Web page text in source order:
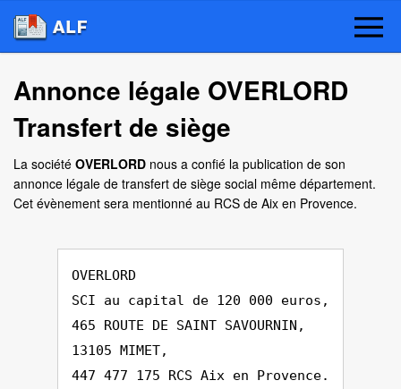
Annonce légale OVERLORD
Transfert de siège
La société OVERLORD nous a confié la publication de son
annonce légale de transfert de siège social même département.
Cet évènement sera mentionné au RCS de Aix en Provence.
OVERLORD
SCI au capital de 120 000 euros,
465 ROUTE DE SAINT SAVOURNIN,
13105 MIMET,
447 477 175 RCS Aix en Provence.